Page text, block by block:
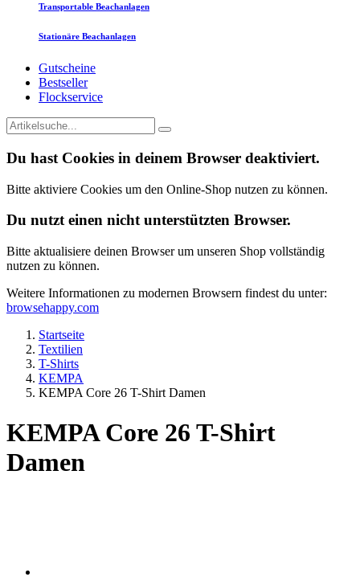
Transportable Beachanlagen
Stationäre Beachanlagen
Gutscheine
Bestseller
Flockservice
Du hast Cookies in deinem Browser deaktiviert.
Bitte aktiviere Cookies um den Online-Shop nutzen zu können.
Du nutzt einen nicht unterstützten Browser.
Bitte aktualisiere deinen Browser um unseren Shop vollständig
nutzen zu können.
Weitere Informationen zu modernen Browsern findest du unter:
browsehappy.com
Startseite
Textilien
T-Shirts
KEMPA
KEMPA Core 26 T-Shirt Damen
KEMPA Core 26 T-Shirt
Damen